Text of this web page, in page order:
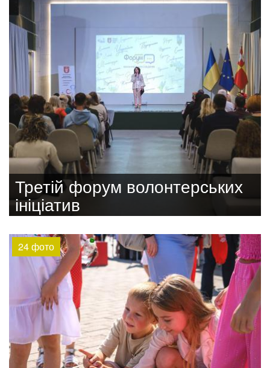
Третій форум волонтерських
ініціатив
24 фото